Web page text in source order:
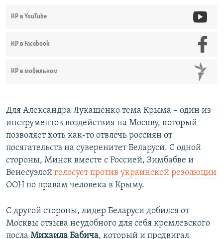
КР в YouTube
КР в Facebook
КР в мобильном
Для Александра Лукашенко тема Крыма – один из
инструментов воздействия на Москву, который
позволяет хоть как-то отвлечь россиян от
посягательств на суверенитет Беларуси. С одной
стороны, Минск вместе с Россией, Зимбабве и
Венесуэлой голосует против украинской резолюции
ООН по правам человека в Крыму.
С другой стороны, лидер Беларуси добился от
Москвы отзыва неудобного для себя кремлевского
посла Михаила Бабича, который и продвигал